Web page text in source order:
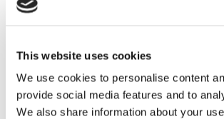
This website uses cookies
We use cookies to personalise content
provide social media features and to
We also share information about your
INFORMACJE O WYSYŁCE
DODATKOWE INFORMACJE
OPINIE